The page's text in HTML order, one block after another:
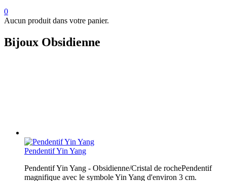
0
Aucun produit dans votre panier.
Bijoux Obsidienne
Pendentif Yin Yang
Pendentif Yin Yang - Obsidienne/Cristal de rochePendentif
magnifique avec le symbole Yin Yang d'environ 3 cm.